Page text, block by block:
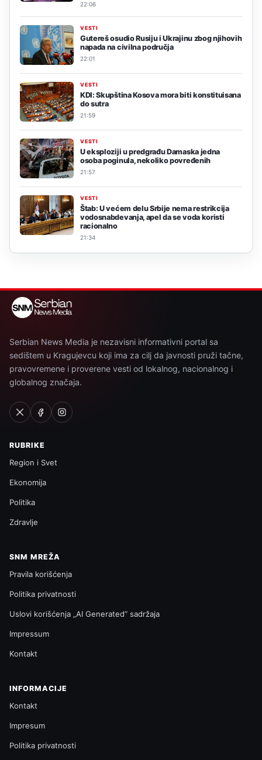
22:06
VESTI
Gutereš osudio Rusiju i Ukrajinu zbog njihovih
napada na civilna područja
22:01
VESTI
KDI: Skupština Kosova mora biti konstituisana
do sutra
21:59
VESTI
U eksploziji u predgrađu Damaska jedna
osoba poginula, nekoliko povređenih
21:57
VESTI
Štab: U većem delu Srbije nema restrikcija
vodosnabdevanja, apel da se voda koristi
racionalno
21:34
Serbian News Media je nezavisni informativni portal sa
sedištem u Kragujevcu koji ima za cilj da javnosti pruži tačne,
pravovremene i proverene vesti od lokalnog, nacionalnog i
globalnog značaja.
RUBRIKE
Region i Svet
Ekonomija
Politika
Zdravlje
SNM MREŽA
Pravila korišćenja
Politika privatnosti
Uslovi korišćenja „AI Generated“ sadržaja
Impressum
Kontakt
INFORMACIJE
Kontakt
Impresum
Politika privatnosti